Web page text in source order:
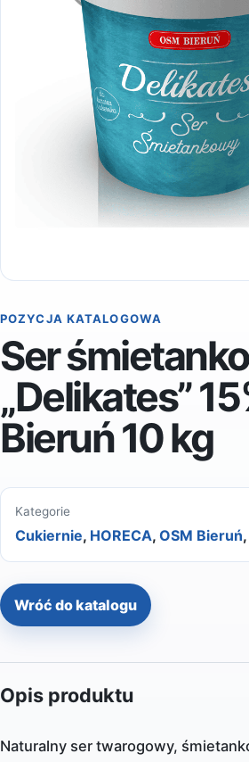
POZYCJA KATALOGOWA
Ser
„Delikates”
Bieruń 10 kg
Kategorie
Cukiernie, HORECA, OSM Bieruń,
Wróć do katalogu
Opis produktu
Naturalny ser twarogowy,